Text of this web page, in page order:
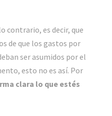
contrario, es decir, que
de que los gastos por
ser asumidos por el
esto no es así. Por
clara lo que estés